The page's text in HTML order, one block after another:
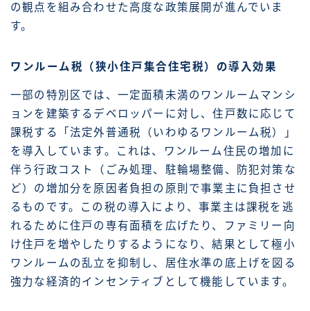
の観点を組み合わせた高度な政策展開が進んでいま
す。
ワンルーム税（狭小住戸集合住宅税）の導入効果
一部の特別区では、一定面積未満のワンルームマンシ
ョンを建築するデベロッパーに対し、住戸数に応じて
課税する「法定外普通税（いわゆるワンルーム税）」
を導入しています。これは、ワンルーム住民の増加に
伴う行政コスト（ごみ処理、駐輪場整備、防犯対策な
ど）の増加分を原因者負担の原則で事業主に負担させ
るものです。この税の導入により、事業主は課税を逃
れるために住戸の専有面積を広げたり、ファミリー向
け住戸を増やしたりするようになり、結果として極小
ワンルームの乱立を抑制し、居住水準の底上げを図る
強力な経済的インセンティブとして機能しています。